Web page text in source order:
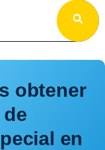
obtener
en